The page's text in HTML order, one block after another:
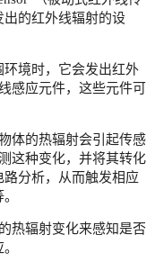
的红外线辐射的设
境时，它会发出红外
感应元件，这些元件可
体的热辐射会引起传感
这种变化，并将其转化
分析，从而触发相应
热辐射变化来感知是否